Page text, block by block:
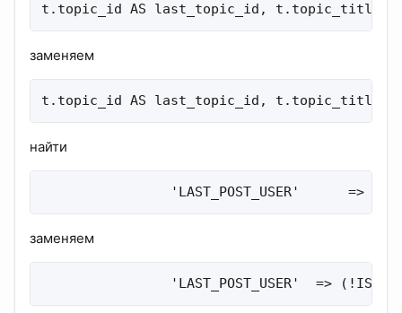
t.topic_id AS last_topic_id, t.topic_title
заменяем
t.topic_id AS last_topic_id, t.topic_title
найти
'LAST_POST_USER'      =>
заменяем
'LAST_POST_USER'  =>